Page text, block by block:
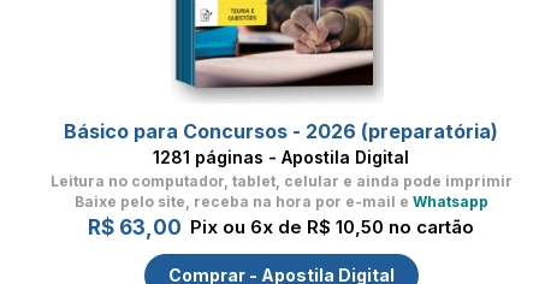
Básico para Concursos - 2026 (preparatória)
1281 páginas - Apostila Digital
Leitura no computador, tablet, celular e ainda pode imprimir
Baixe pelo site, receba na hora por e-mail e Whatsapp
R$ 63,00 Pix ou 6x de R$ 10,50 no cartão
Comprar - Apostila Digital